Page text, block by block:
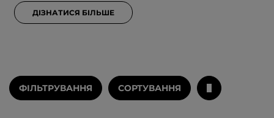
ДІЗНАТИСЯ БІЛЬШЕ
ФІЛЬТРУВАННЯ СОРТУВАННЯ